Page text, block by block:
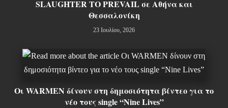
SLAUGHTER TO PREVAIL σε Αθήνα και
Θεσσαλονίκη
23 Ιουλίου, 2026
Οι WARMEN δίνουν στη δημοσιότητα βίντεο για το
νέο τους single “Nine Lives”